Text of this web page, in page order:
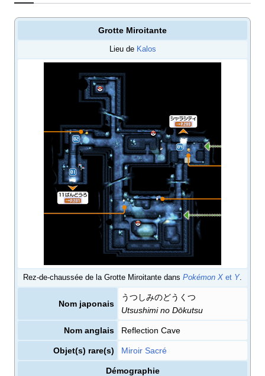
Grotte Miroitante
Lieu de Kalos
Rez-de-chaussée de la Grotte Miroitante dans Pokémon X et Y.
Nom japonais
うつしみのどうくつ
Utsushimi no Dōkutsu
Nom anglais Reflection Cave
Objet(s) rare(s) Miroir Sacré
Démographie